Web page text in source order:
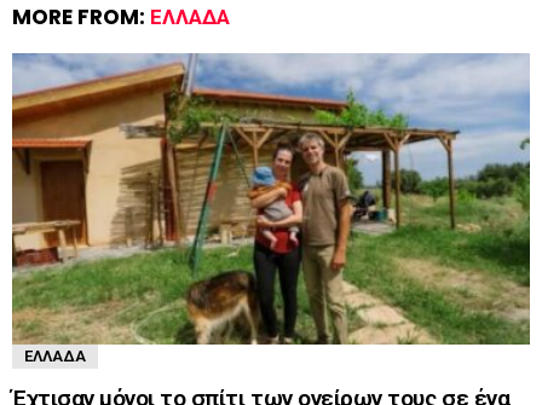
MORE FROM: ΕΛΛΆΔΑ
ΕΛΛΆΔΑ